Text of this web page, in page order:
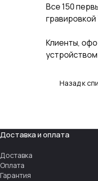
Все 150
гравировкой
Клиенты,
Назад к
Доставка и оплата
Доставка
Оплата
Гарантия